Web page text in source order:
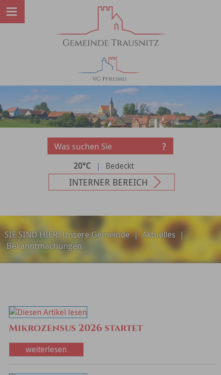
20°C | Bedeckt
INTERNER BEREICH
SIE SIND HIER:Unsere Gemeinde|Aktuelles |
Bekanntmachungen
Mikrozensus 2026 startet
weiterlesen